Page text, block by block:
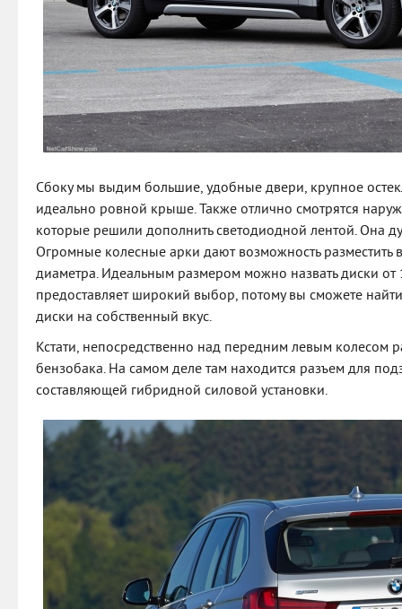
Сбоку мы выдим большие, удобные двери, крупное
идеально ровной крыше. Также отлично смотрятся
которые решили дополнить светодиодной лентой. Она
Огромные колесные арки дают возможность разместить
диаметра. Идеальным размером можно назвать диски
предоставляет широкий выбор, потому вы сможете
диски на собственный вкус.
Кстати, непосредственно над передним левым колесом
бензобака. На самом деле там находится разъем для
составляющей гибридной силовой установки.